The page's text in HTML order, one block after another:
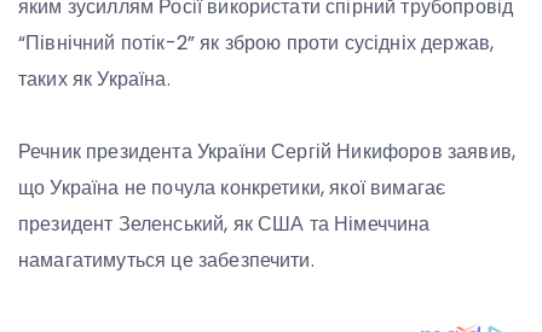
яким зусиллям Росії використати спірний трубопровід
“Північний потік-2” як зброю проти сусідніх держав,
таких як Україна.
Речник президента України Сергій Никифоров заявив,
що Україна не почула конкретики, якої вимагає
президент Зеленський, як США та Німеччина
намагатимуться це забезпечити.